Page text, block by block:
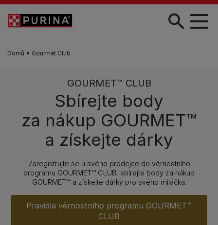
Skip to main content
Domů Gourmet Club
GOURMET™ CLUB
Sbírejte body
za nákup GOURMET™
a získejte dárky
Zaregistrujte se u svého prodejce do věrnostního
programu GOURMET™ CLUB, sbírejte body za nákup
GOURMET™ a získejte dárky pro svého miláčka.
Pravidla věrnostního programu GOURMET™
CLUB